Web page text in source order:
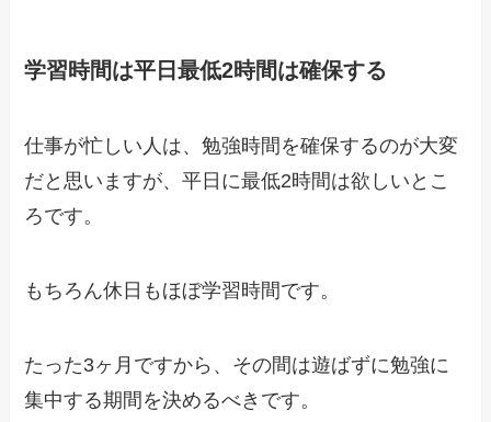
学習時間は平日最低2時間は確保する
仕事が忙しい人は、勉強時間を確保するのが大変
だと思いますが、平日に最低2時間は欲しいとこ
ろです。
もちろん休日もほぼ学習時間です。
たった3ヶ月ですから、その間は遊ばずに勉強に
集中する期間を決めるべきです。